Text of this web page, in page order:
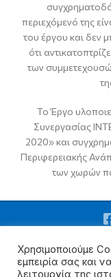
περιεχόμενό της
του έργου και δεν
ότι
των
Το Έργο
Συνεργασίας
2020» και
Περιφερειακής
των χωρών
Email:
Χρησιμοποιούμε
εμπειρία σας και
λειτουργία της